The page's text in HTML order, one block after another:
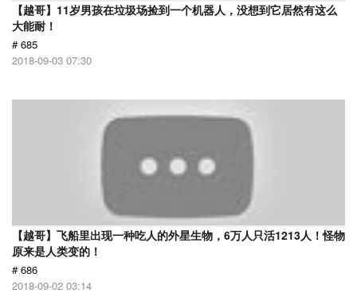
【越哥】11岁男孩在垃圾场捡到一个机器人，没想到它居然有这么
大能耐！
# 685
2018-09-03 07:30
【越哥】飞船里出现一种吃人的外星生物，6万人只活1213人！怪物
原来是人类变的！
# 686
2018-09-02 03:14